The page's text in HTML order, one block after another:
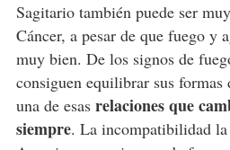
Sagitario también puede ser
Cáncer, a pesar de que fuego y
muy bien. De los signos de
consiguen equilibrar sus
una de esas relaciones que
siempre. La incompatibilidad la